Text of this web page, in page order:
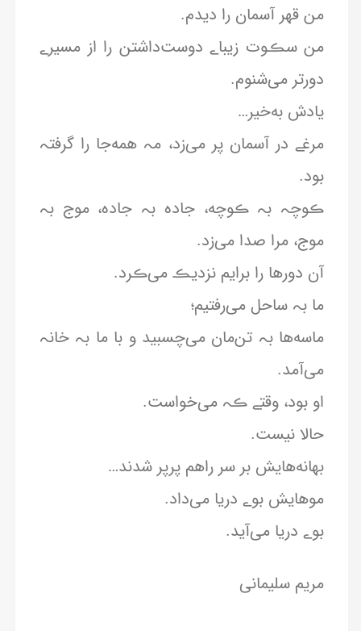
من قهر آسمان را دیدم.
من سڪوت زیباے دوست‌داشتن را از مسیرے
دورتر می‌شنوم.
یادش به‌خیر…
مرغے در آسمان پر می‌زد، مہ همه‌جا را گرفتہ
بود.
ڪوچہ بہ ڪوچه، جادہ بہ جاده، موج بہ
موج، مرا صدا می‌زد.
آن دورها را برایم نزدیڪ می‌ڪرد.
ما بہ ساحل می‌رفتیم؛
ماسه‌ها بہ تن‌مان می‌چسبید و با ما بہ خانہ
می‌آمد.
او بود، وقتے ڪہ می‌خواست.
حالا نیست.
بهانه‌هایش بر سر راهم پرپر شدند…
موهایش بوے دریا می‌داد.
بوے دریا می‌آید.
مریم سلیمانی